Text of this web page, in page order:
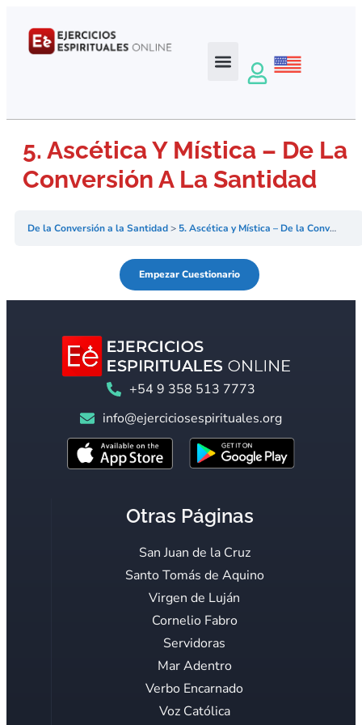
5. Ascética Y Mística – De La
Conversión A La Santidad
De la Conversión a la Santidad 5. Ascética y Mística – De la Conversión a la Santidad I
+54 9 358 513 7773
info@ejerciciosespirituales.org
Otras Páginas
San Juan de la Cruz
Santo Tomás de Aquino
Virgen de Luján
Cornelio Fabro
Servidoras
Mar Adentro
Verbo Encarnado
Voz Católica